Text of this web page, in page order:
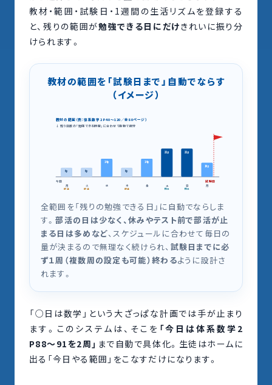
教材・範囲・試験日・1週間の生活リズムを登録する
と、残りの範囲が勉強できる日にだけきれいに振り分
けられます。
教材の範囲を「試験日まで」自動でならす
（イメージ）
今日 試験日
教材の範囲（例：体系数学2 P40〜120／全80ページ）
↓ 残り日数の「勉強できる時間」に合わせて自動で配分
6p
月
部活
6p
火
部活
14p
水
6p
木
部活
14p
金
22p
土
休み
22p
日
休み
10p
月
全範囲を「残りの勉強できる日」に自動でならしま
す。部活の日は少なく、休みやテスト前で部活が止
まる日は多めなど、スケジュールに合わせて毎日の
量が決まるので無理なく続けられ、 試験日までに必
ず１周（複数周の設定も可能）終わるように設計さ
れます。
「○日は数学」という大ざっぱな計画では手が止まり
ます。このシステムは、そこを 「今日は体系数学2
P88〜91を2周」 まで自動で具体化。生徒はホームに
出る「今日やる範囲」をこなすだけになります。